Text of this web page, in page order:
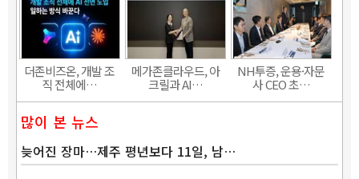
더존비즈온, 개발 조
직 전체에…
메가존클라우드, 아
크릴과 AI…
NH투증, 운용·자문
사 CEO 초…
많이 본 뉴스
늦어진 장마…제주 평년보다 11일, 남…